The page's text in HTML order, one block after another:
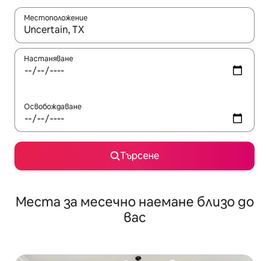
Местоположение
Когато резултатите се покажат, използвайте
Настаняване
Освобождаване
Търсене
Места за месечно наемане близо до
вас